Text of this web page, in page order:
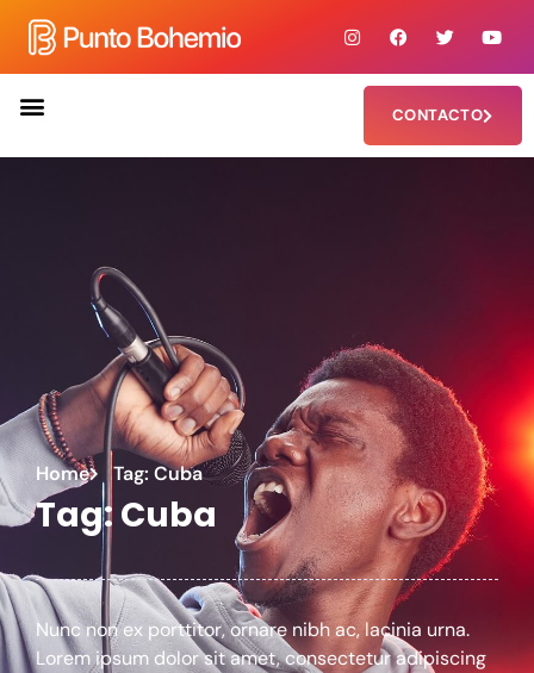
CONTACTO
Home Tag: Cuba
Tag: Cuba
Nunc non ex porttitor, ornare nibh ac, lacinia urna.
Lorem ipsum dolor sit amet, consectetur adipiscing